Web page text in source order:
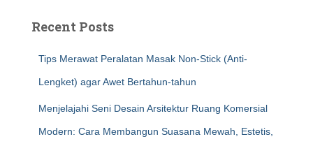
Recent Posts
Tips Merawat Peralatan Masak Non-Stick (Anti-
Lengket) agar Awet Bertahun-tahun
Menjelajahi Seni Desain Arsitektur Ruang Komersial
Modern: Cara Membangun Suasana Mewah, Estetis,